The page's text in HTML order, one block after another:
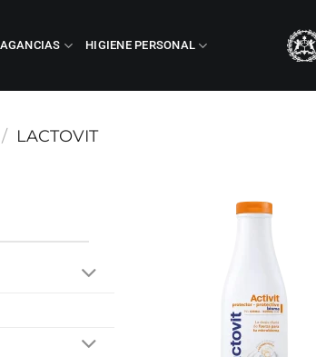
HIGIENE PERSONAL
/ LACTOVIT